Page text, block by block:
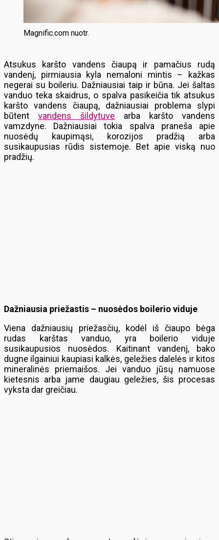
Magnific.com nuotr.
Atsukus karšto vandens čiaupą ir pamačius rudą
vandenį, pirmiausia kyla nemaloni mintis – kažkas
negerai su boileriu. Dažniausiai taip ir būna. Jei šaltas
vanduo teka skaidrus, o spalva pasikeičia tik atsukus
karšto vandens čiaupą, dažniausiai problema slypi
būtent vandens šildytuve arba karšto vandens
vamzdyne. Dažniausiai tokia spalva praneša apie
nuosėdų kaupimąsi, korozijos pradžią arba
susikaupusias rūdis sistemoje. Bet apie viską nuo
pradžių.
Dažniausia priežastis – nuosėdos boilerio viduje
Viena dažniausių priežasčių, kodėl iš čiaupo bėga
rudas karštas vanduo, yra boilerio viduje
susikaupusios nuosėdos. Kaitinant vandenį, bako
dugne ilgainiui kaupiasi kalkės, geležies dalelės ir kitos
mineralinės priemaišos. Jei vanduo jūsų namuose
kietesnis arba jame daugiau geležies, šis procesas
vyksta dar greičiau.